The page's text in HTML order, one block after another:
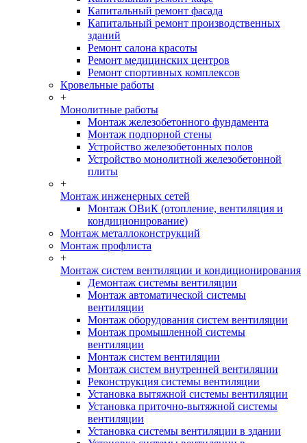
Капитальный ремонт фасада
Капитальный ремонт производственных
зданий
Ремонт салона красоты
Ремонт медицинских центров
Ремонт спортивных комплексов
Кровельные работы
+
Монолитные работы
Монтаж железобетонного фундамента
Монтаж подпорной стены
Устройство железобетонных полов
Устройство монолитной железобетонной
плиты
+
Монтаж инженерных сетей
Монтаж ОВиК (отопление, вентиляция и
кондиционирование)
Монтаж металлоконструкций
Монтаж профлиста
+
Монтаж систем вентиляции и кондиционирования
Демонтаж системы вентиляции
Монтаж автоматической системы
вентиляции
Монтаж оборудования систем вентиляции
Монтаж промышленной системы
вентиляции
Монтаж систем вентиляции
Монтаж систем внутренней вентиляции
Реконструкция системы вентиляции
Установка вытяжной системы вентиляции
Установка приточно-вытяжной системы
вентиляции
Установка системы вентиляции в здании